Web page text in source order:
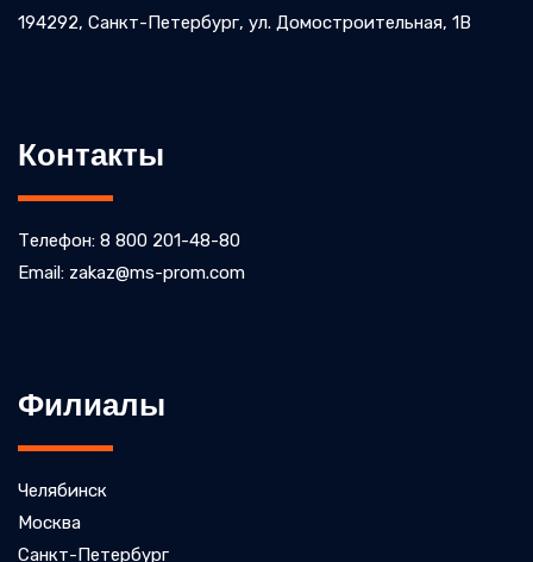
194292, Санкт-Петербург, ул. Домостроительная, 1В
Контакты
Телефон: 8 800 201-48-80
Email: zakaz@ms-prom.com
Филиалы
Челябинск
Москва
Санкт-Петербург